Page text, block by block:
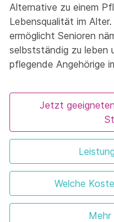
Alternative zu einem
Lebensqualität im
ermöglicht Senioren
selbstständig zu leben
pflegende Angehörige
Jetzt
Welche